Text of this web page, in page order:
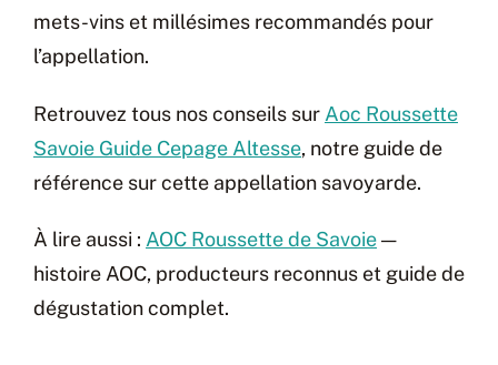
mets-vins et millésimes recommandés pour
l’appellation.
Retrouvez tous nos conseils sur Aoc Roussette
Savoie Guide Cepage Altesse, notre guide de
référence sur cette appellation savoyarde.
À lire aussi : AOC Roussette de Savoie—
histoire AOC, producteurs reconnus et guide de
dégustation complet.